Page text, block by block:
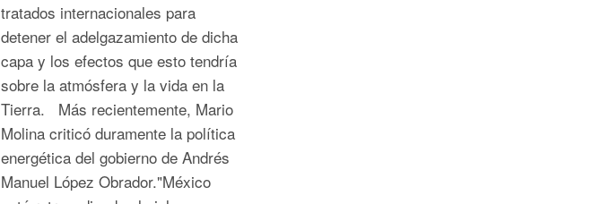
tratados internacionales para
detener el adelgazamiento de dicha
capa y los efectos que esto tendría
sobre la atmósfera y la vida en la
Tierra. Más recientemente, Mario
Molina criticó duramente la política
energética del gobierno de Andrés
Manuel López Obrador."México